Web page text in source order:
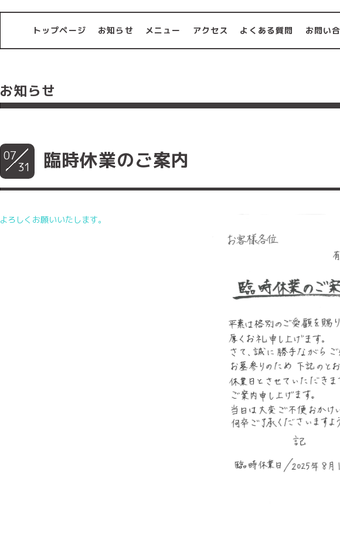
トップページ お知らせ メニュー アクセス よくある質問 お問い
お知らせ
07
31 臨時休業のご案内
よろしくお願いいたします。